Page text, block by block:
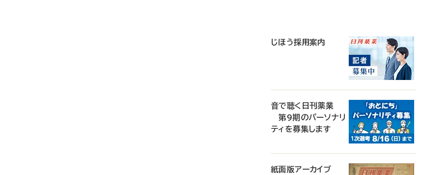
じほう採用案内
音で聴く日刊薬業
第9期のパーソナリ
ティを募集します
紙面版アーカイブ